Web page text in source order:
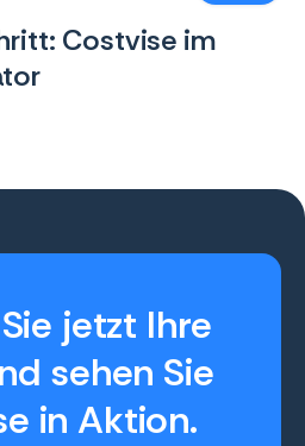
Costvise im
jetzt Ihre
sehen Sie
in Aktion.